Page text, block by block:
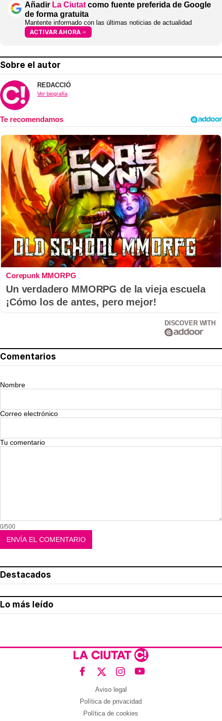
Añadir La Ciutat como fuente preferida de Google
de forma gratuita
Mantente informado con las últimas noticias de actualidad
ACTIVAR AHORA
Sobre el autor
REDACCIÓ
Ver biografía
Corepunk MMORPG
Un verdadero MMORPG de la vieja escuela
¡Cómo los de antes, pero mejor!
DISCOVER WITH
Comentarios
Nombre
Correo electrónico
Tu comentario
0/500
Destacados
Lo más leído
Aviso legal
Política de privacidad
Política de cookies